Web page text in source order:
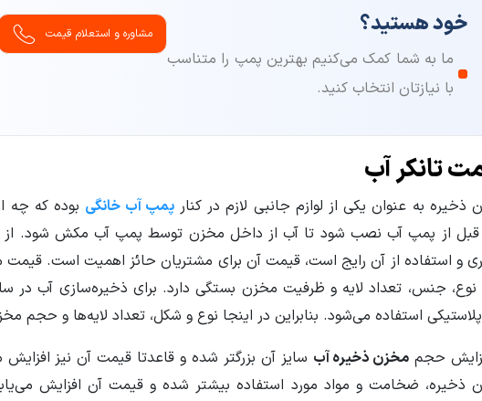
خود هستید؟
ما به شما کمک می‌کنیم بهترین پمپ را متناسب
با نیازتان انتخاب کنید.
مشاوره و استعلام قیمت
تانکر آب
ذخیره به عنوان یکی از لوازم جانبی لازم در کنارپمپ آب خانگی بوده که چه
قبل از پمپ آب نصب شود تا آب از داخل مخزن توسط پمپ آب مکش شود. از
و استفاده از آن رایج است، قیمت آن برای مشتریان حائز اهمیت است. قیمت
جنس، تعداد لایه و ظرفیت مخزن بستگی دارد. برای ذخیره‌سازی آب در
استفاده می‌شود. بنابراین در اینجا نوع و شکل، تعداد لایه‌ها و حجم
حجم مخزن ذخیره آب سایز آن بزرگتر شده و قاعدتا قیمت آن نیز
ذخیره، ضخامت و مواد مورد استفاده بیشتر شده و قیمت آن افزایش